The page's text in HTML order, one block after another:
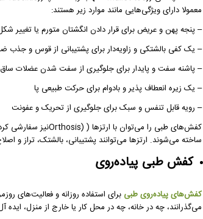
معمولا دارای ویژگی‌هایی مانند موارد زیر هستند:
– پنجه پهن و عریض برای قرار دادن انگشتان متورم یا تغییر
– یک کفی بالشتکی و زاویه‌دار برای پشتیبانی از قوس و جذب
– پاشنه سفت و پایدار برای جلوگیری از سفت شدن عضلات
– یک زیره انعطاف پذیر و بادوام برای حرکت طبیعی پا
– رویه قابل تنفس و سبک برای جلوگیری از تحریک و عفونت
کفش‌های طبی را می‌توان با ارتزها (Orthosis)نیز سفارشی
ساخته می‌شوند. ارتزها می‌توانند پشتیبانی، بالشتک، تراز و
کفش طبی پیاده‌روی
کفش‌های پیاده‌روی طبی برای استفاده روزانه و فعالیت‌های
می‌گذرانند، چه در خانه، چه در محل کار یا خارج از منزل،